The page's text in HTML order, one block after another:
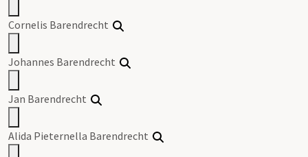
Cornelis Barendrecht
Johannes Barendrecht
Jan Barendrecht
Alida Pieternella Barendrecht